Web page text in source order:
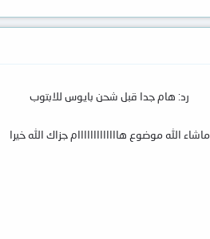
رد: هام جدا قبل شحن بايوس للابتوب
ماشاء الله موضوع هااااااااااااام جزاك الله خيرا